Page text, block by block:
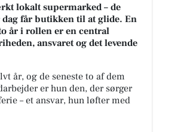
lokalt supermarked – de
dag får butikken til at glide. En
år i rollen er en central
ansvaret og det levende
år, og de seneste to af dem
er hun den, der sørger
– et ansvar, hun løfter med